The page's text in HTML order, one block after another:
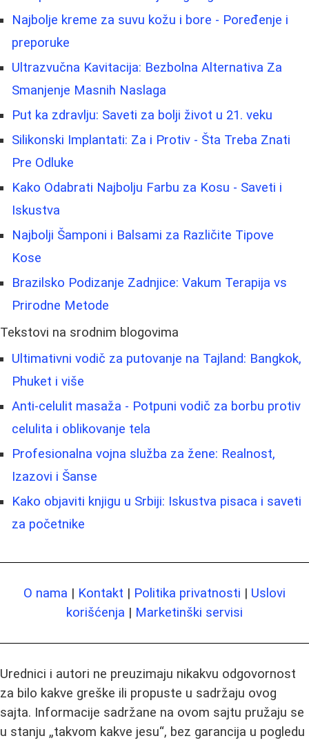
Najbolje kreme za suvu kožu i bore - Poređenje i
preporuke
Ultrazvučna Kavitacija: Bezbolna Alternativa Za
Smanjenje Masnih Naslaga
Put ka zdravlju: Saveti za bolji život u 21. veku
Silikonski Implantati: Za i Protiv - Šta Treba Znati
Pre Odluke
Kako Odabrati Najbolju Farbu za Kosu - Saveti i
Iskustva
Najbolji Šamponi i Balsami za Različite Tipove
Kose
Brazilsko Podizanje Zadnjice: Vakum Terapija vs
Prirodne Metode
Tekstovi na srodnim blogovima
Ultimativni vodič za putovanje na Tajland: Bangkok,
Phuket i više
Anti-celulit masaža - Potpuni vodič za borbu protiv
celulita i oblikovanje tela
Profesionalna vojna služba za žene: Realnost,
Izazovi i Šanse
Kako objaviti knjigu u Srbiji: Iskustva pisaca i saveti
za početnike
O nama | Kontakt | Politika privatnosti | Uslovi
korišćenja | Marketinški servisi
Urednici i autori ne preuzimaju nikakvu odgovornost
za bilo kakve greške ili propuste u sadržaju ovog
sajta. Informacije sadržane na ovom sajtu pružaju se
u stanju „takvom kakve jesu“, bez garancija u pogledu